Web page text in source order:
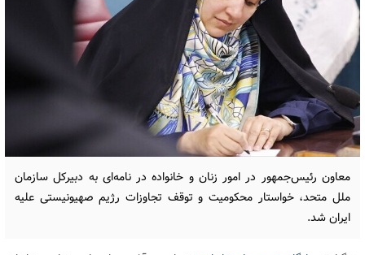
معاون رئیس‌جمهور در امور زنان و خانواده در نامه‌ای به دبیرکل سازمان
ملل متحد، خواستار محکومیت و توقف تجاوزات رژیم صهیونیستی علیه
ایران شد.